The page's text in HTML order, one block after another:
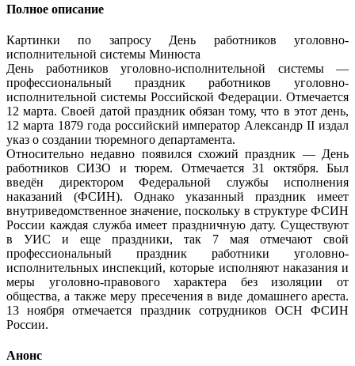
Полное описание
Картинки по запросу День работников уголовно-
исполнительной системы Минюста
День работников уголовно-исполнительной системы —
профессиональный праздник работников уголовно-
исполнительной системы Российской Федерации. Отмечается
12 марта. Своей датой праздник обязан тому, что в этот день,
12 марта 1879 года российский император Александр II издал
указ о создании тюремного департамента.
Относительно недавно появился схожий праздник — День
работников СИЗО и тюрем. Отмечается 31 октября. Был
введён директором Федеральной службы исполнения
наказаний (ФСИН). Однако указанный праздник имеет
внутриведомственное значение, поскольку в структуре ФСИН
России каждая служба имеет праздничную дату. Существуют
в УИС и еще праздники, так 7 мая отмечают свой
профессиональный праздник работники уголовно-
исполнительных инспекций, которые исполняют наказания и
меры уголовно-правового характера без изоляции от
общества, а также меру пресечения в виде домашнего ареста.
13 ноября отмечается праздник сотрудников ОСН ФСИН
России.
Анонс